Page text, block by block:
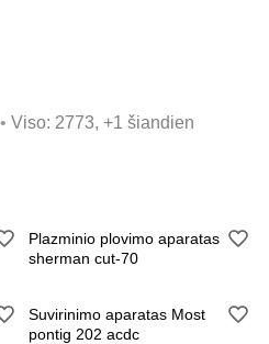
mm
(100mm)
mm
Viso: 2773, +1 šiandien
Plazminio plovimo aparatas
sherman cut-70
Suvirinimo aparatas Most
pontig 202 acdc